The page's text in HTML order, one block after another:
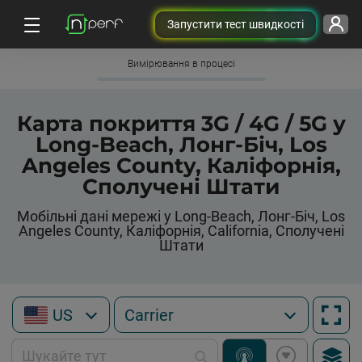
Запустити тест швидкості
Вимірювання в процесі
Карта покриття 3G / 4G / 5G у
Long-Beach, Лонг-Біч, Los
Angeles County, Каліфорнія,
Сполучені Штати
Мобільні дані мережі у Long-Beach, Лонг-Біч, Los
Angeles County, Каліфорнія, California, Сполучені
Штати
US